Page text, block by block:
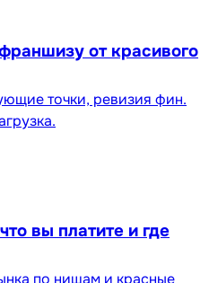
от красивого
точки, ревизия фин.
вы платите и где
по нишам и красные